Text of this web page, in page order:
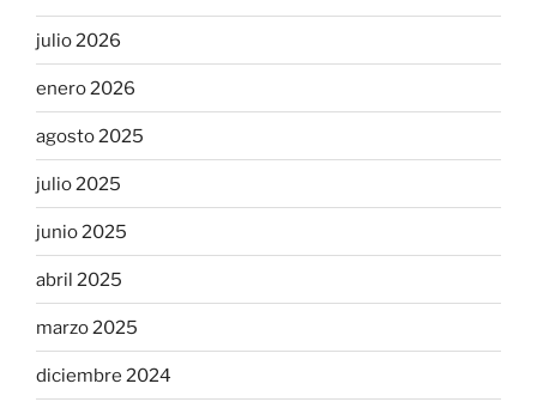
julio 2026
enero 2026
agosto 2025
julio 2025
junio 2025
abril 2025
marzo 2025
diciembre 2024